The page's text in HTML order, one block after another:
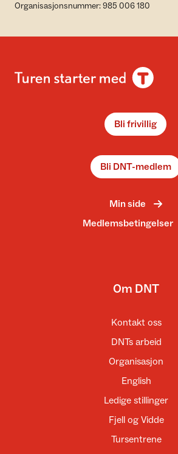
Organisasjonsnummer: 985 006 180
Bli frivillig
Bli DNT-medlem
Min side
Medlemsbetingelser
Om DNT
Kontakt oss
DNTs arbeid
Organisasjon
English
Ledige stillinger
Fjell og Vidde
Tursentrene